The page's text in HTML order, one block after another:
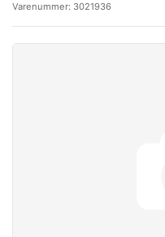
Varenummer: 3021936